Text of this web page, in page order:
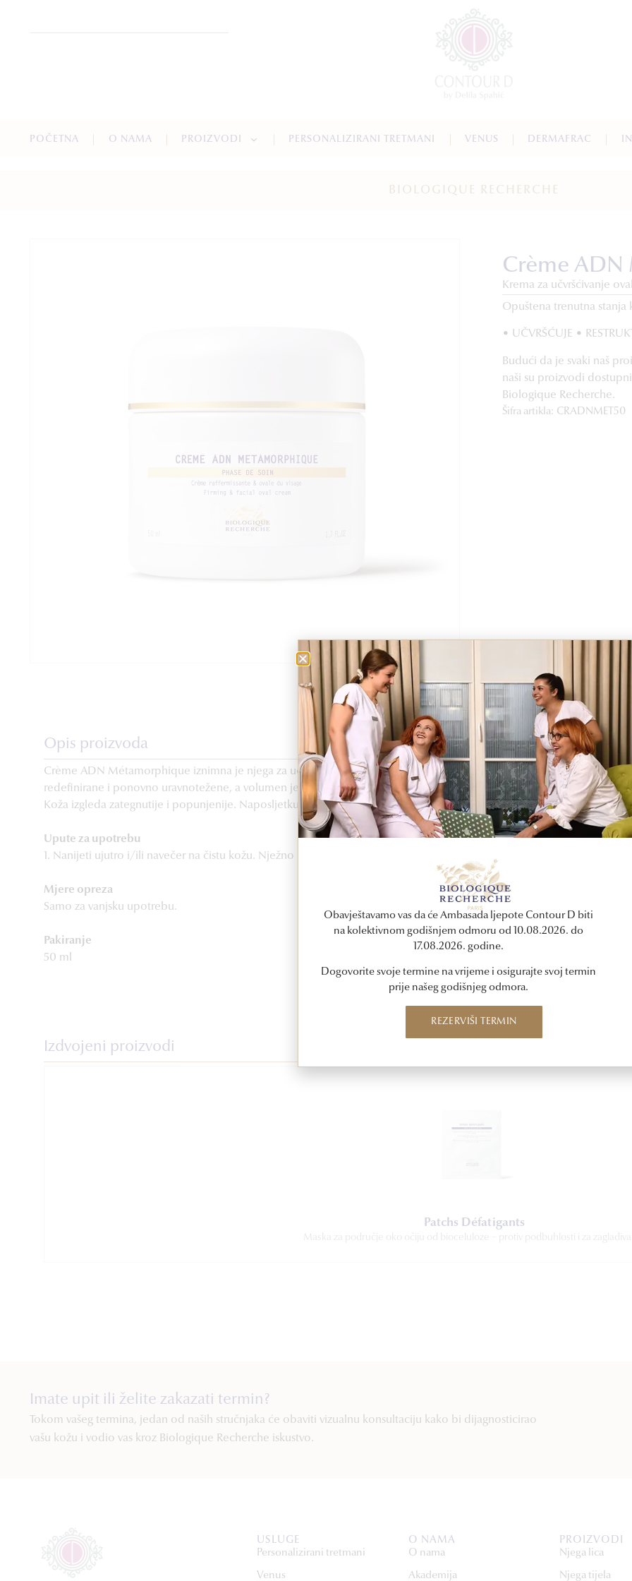
POČETNA O NAMA PROIZVODI PERSONALIZIRANI TRETMANI VENUS DERMAFRAC
BIOLOGIQUE RECHERCHE
Crème
Krema za učvršćivanje
Opuštena trenutna
• UČVRŠĆUJE •
Budući da je svaki naš
naši su proizvodi
Biologique Recherche.
Šifra artikla: CRADNMET50
Opis proizvoda
Crème ADN Métamorphique iznimna je njega za učvršćivanje koja se bori protiv opuštenosti kože i pojave ptoze
redefinirane i ponovno uravnotežene, a volumen je skladniji. Zahvaljujući svom djelovanju zatezanja, proizvodi
Koža izgleda zategnutije i popunjenije. Naposljetku, njezini zaštitni aktivni sastojci štite kožu od znakova starenja.
Upute za upotrebu
1. Nanijeti ujutro i/ili navečer na čistu kožu. Nježno umasirati kremu na lice, vrat i dekolte sve do potpunog upijanja
Mjere opreza
Samo za vanjsku upotrebu.
Pakiranje
50 ml
Izdvojeni proizvodi
Patchs Défatigants
Maska za područje oko očiju od bioceluloze − protiv podbuhlosti i za
Imate upit ili želite zakazati termin?
Tokom vašeg termina, jedan od naših stručnjaka će obaviti vizualnu konsultaciju kako bi dijagnosticirao
vašu kožu i vodio vas kroz Biologique Recherche iskustvo.
USLUGE
Personalizirani tretmani
Venus
O NAMA
O nama
Akademija
PROIZVODI
Njega lica
Njega tijela
Obavještavamo vas da će Ambasada ljepote Contour D biti
na kolektivnom godišnjem odmoru od 10.08.2026. do
17.08.2026. godine.
Dogovorite svoje termine na vrijeme i osigurajte svoj termin
prije našeg godišnjeg odmora.
REZERVIŠI TERMIN